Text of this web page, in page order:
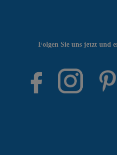
Folgen Sie uns jetzt und